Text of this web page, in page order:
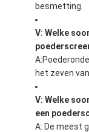
besmetting.
V: Welke
A:
het zeven
V: Welke
een
A: De meest